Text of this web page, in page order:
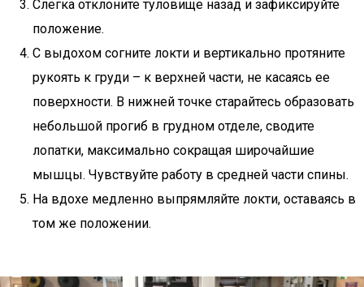
Слегка отклоните туловище назад и зафиксируйте
положение.
С выдохом согните локти и вертикально протяните
рукоять к груди – к верхней части, не касаясь ее
поверхности. В нижней точке старайтесь образовать
небольшой прогиб в грудном отделе, сводите
лопатки, максимально сокращая широчайшие
мышцы. Чувствуйте работу в средней части спины.
На вдохе медленно выпрямляйте локти, оставаясь в
том же положении.